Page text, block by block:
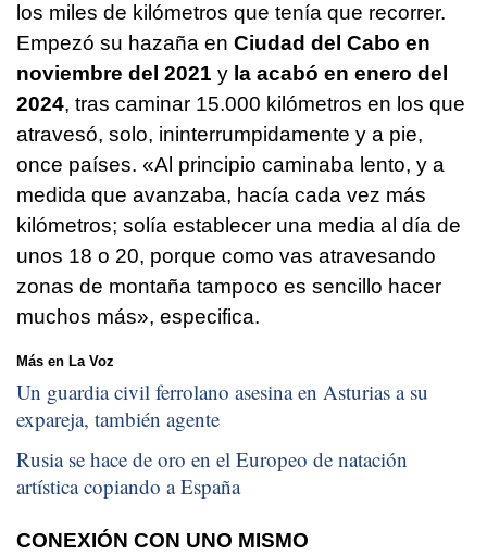
los miles de kilómetros que tenía que recorrer.
Empezó su hazaña en Ciudad del Cabo en
noviembre del 2021 y la acabó en enero del
2024, tras caminar 15.000 kilómetros en los que
atravesó, solo, ininterrumpidamente y a pie,
once países. «Al principio caminaba lento, y a
medida que avanzaba, hacía cada vez más
kilómetros; solía establecer una media al día de
unos 18 o 20, porque como vas atravesando
zonas de montaña tampoco es sencillo hacer
muchos más», especifica.
Más en La Voz
Un guardia civil ferrolano asesina en Asturias a su
expareja, también agente
Rusia se hace de oro en el Europeo de natación
artística copiando a España
CONEXIÓN CON UNO MISMO